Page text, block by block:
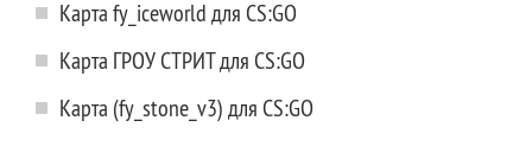
Карта fy_iceworld для CS:GO
Карта ГРОУ СТРИТ для CS:GO
Карта (fy_stone_v3) для CS:GO